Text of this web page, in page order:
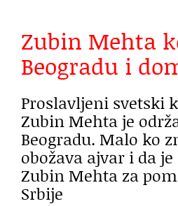
Zubin Mehta
Beogradu i
Proslavljeni svetski
Zubin Mehta je
Beogradu. Malo ko
obožava ajvar i da
Zubin Mehta za
Srbije